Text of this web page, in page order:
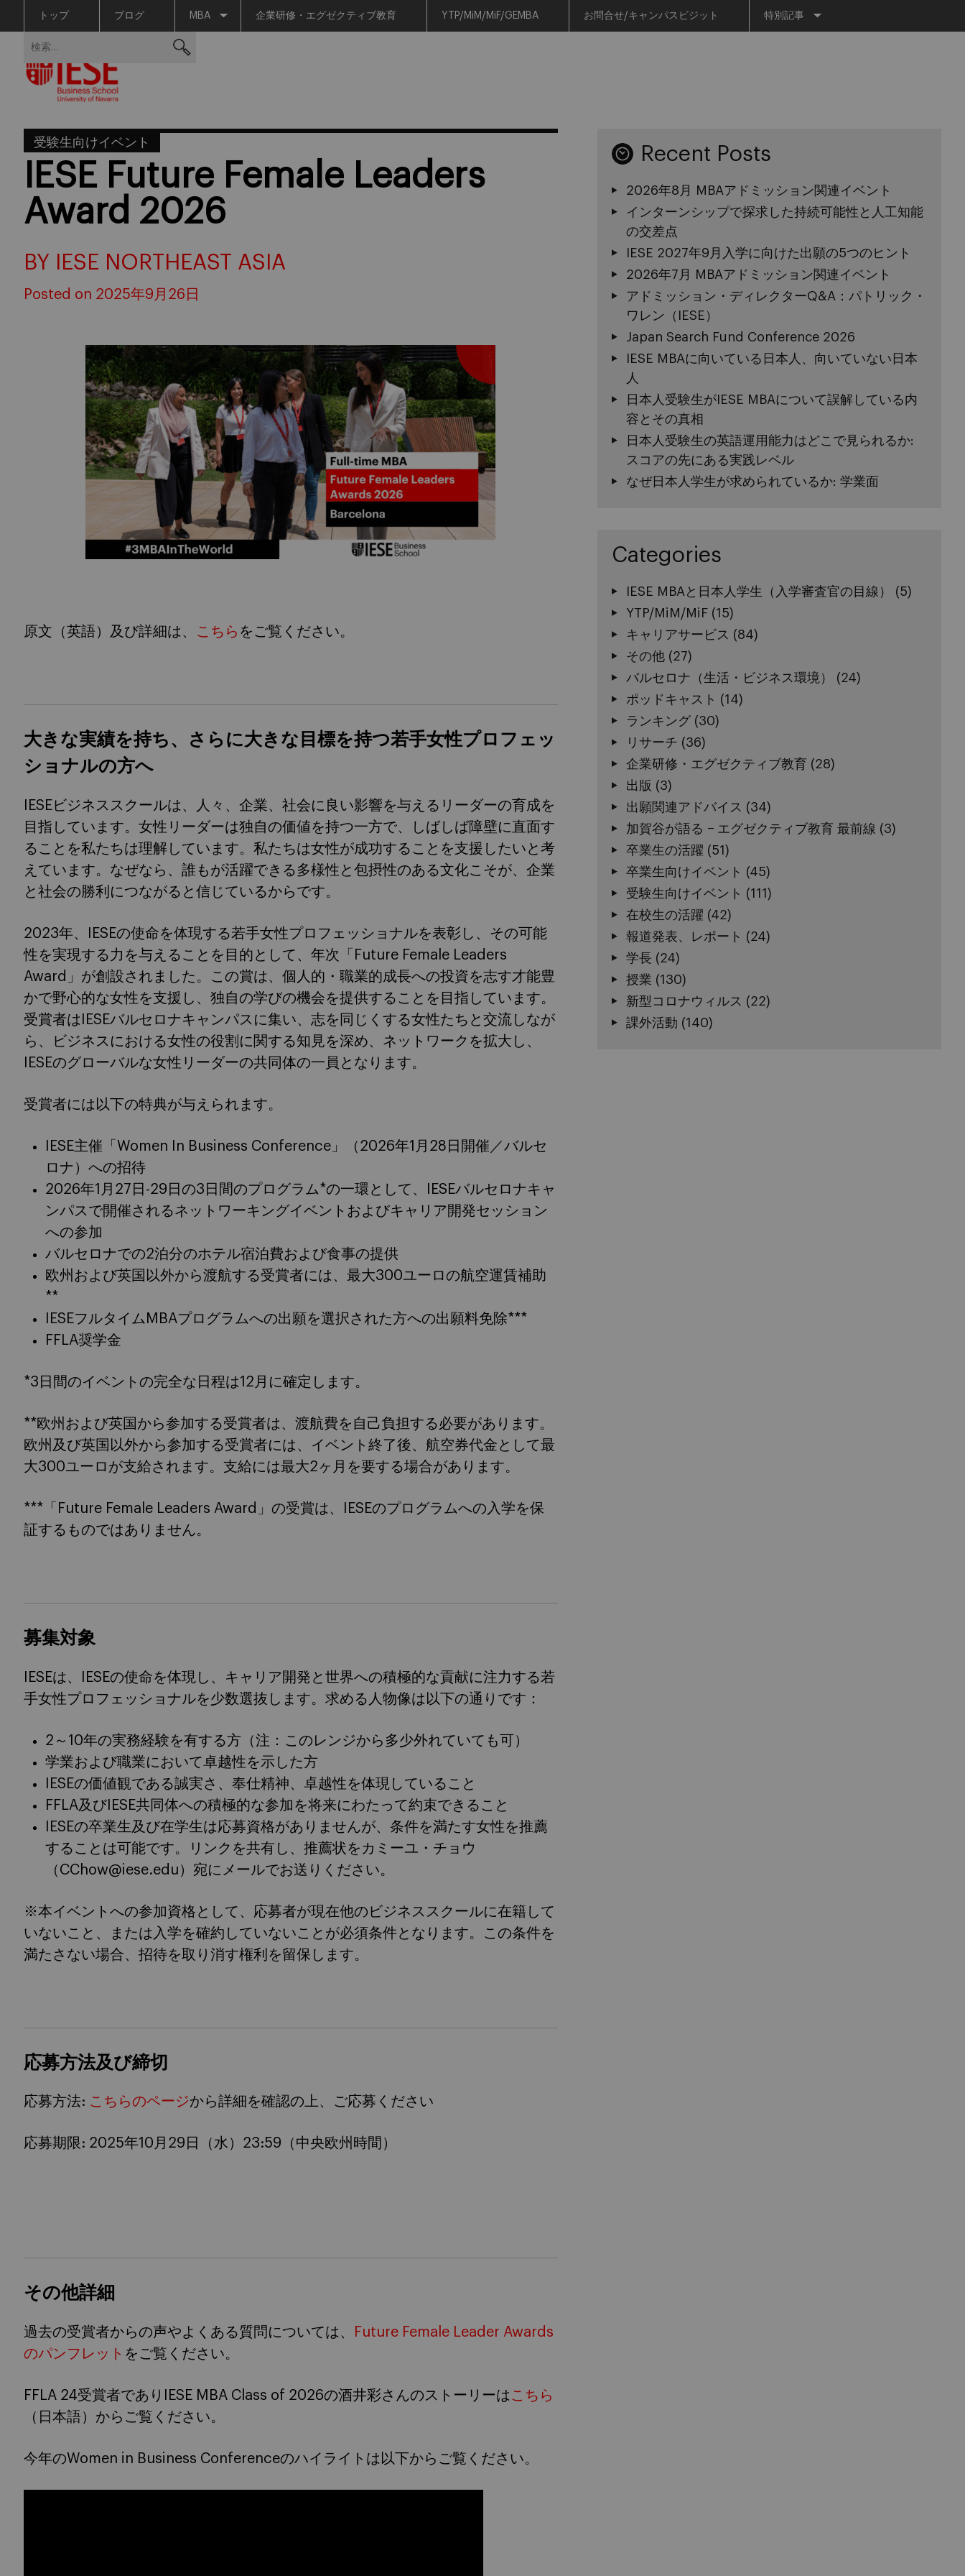
トップ ブログ MBA 企業研修・エグゼクティブ教育 YTP/MiM/MiF/GEMBA お問合せ/キャンパスビジット 特別記事
受験生向けイベント
IESE Future Female Leaders
Award 2026
BY IESE NORTHEAST ASIA
Posted on 2025年9月26日
原文（英語）及び詳細は、 こちら をご覧ください。
大きな実績を持ち、さらに大きな目標を持つ若手女性プロフェッ
ショナルの方へ
IESEビジネススクールは、人々、企業、社会に良い影響を与えるリーダーの育成を
目指しています。女性リーダーは独自の価値を持つ一方で、しばしば障壁に直面す
ることを私たちは理解しています。私たちは女性が成功することを支援したいと考
えています。なぜなら、誰もが活躍できる多様性と包摂性のある文化こそが、企業
と社会の勝利につながると信じているからです。
2023年、IESEの使命を体現する若手女性プロフェッショナルを表彰し、その可能
性を実現する力を与えることを目的として、年次「Future Female Leaders
Award」が創設されました。この賞は、個人的・職業的成長への投資を志す才能豊
かで野心的な女性を支援し、独自の学びの機会を提供することを目指しています。
受賞者はIESEバルセロナキャンパスに集い、志を同じくする女性たちと交流しなが
ら、ビジネスにおける女性の役割に関する知見を深め、ネットワークを拡大し、
IESEのグローバルな女性リーダーの共同体の一員となります。
受賞者には以下の特典が与えられます。
IESE主催「Women In Business Conference」（2026年1月28日開催／バルセ
ロナ）への招待
2026年1月27日-29日の3日間のプログラム*の一環として、IESEバルセロナキャ
ンパスで開催されるネットワーキングイベントおよびキャリア開発セッション
への参加
バルセロナでの2泊分のホテル宿泊費および食事の提供
欧州および英国以外から渡航する受賞者には、最大300ユーロの航空運賃補助
**
IESEフルタイムMBAプログラムへの出願を選択された方への出願料免除***
FFLA奨学金
*3日間のイベントの完全な日程は12月に確定します。
**欧州および英国から参加する受賞者は、渡航費を自己負担する必要があります。
欧州及び英国以外から参加する受賞者には、イベント終了後、航空券代金として最
大300ユーロが支給されます。支給には最大2ヶ月を要する場合があります。
***「Future Female Leaders Award」の受賞は、IESEのプログラムへの入学を保
証するものではありません。
募集対象
IESEは、IESEの使命を体現し、キャリア開発と世界への積極的な貢献に注力する若
手女性プロフェッショナルを少数選抜します。求める人物像は以下の通りです：
2～10年の実務経験を有する方（注：このレンジから多少外れていても可）
学業および職業において卓越性を示した方
IESEの価値観である誠実さ、奉仕精神、卓越性を体現していること
FFLA及びIESE共同体への積極的な参加を将来にわたって約束できること
IESEの卒業生及び在学生は応募資格がありませんが、条件を満たす女性を推薦
することは可能です。リンクを共有し、推薦状をカミーユ・チョウ
（CChow@iese.edu）宛にメールでお送りください。
※本イベントへの参加資格として、応募者が現在他のビジネススクールに在籍して
いないこと、または入学を確約していないことが必須条件となります。この条件を
満たさない場合、招待を取り消す権利を留保します。
応募方法及び締切
応募方法: こちらのページから詳細を確認の上、ご応募ください
応募期限: 2025年10月29日（水）23:59（中央欧州時間）
その他詳細
過去の受賞者からの声やよくある質問については、
Future Female Leader Awards
のパンフレット をご覧ください。
FFLA 24受賞者でありIESE MBA Class of 2026の酒井彩さんのストーリーは こちら
（日本語）からご覧ください。
今年のWomen in Business Conferenceのハイライトは以下からご覧ください。
Recent Posts
2026年8月 MBAアドミッション関連イベント
インターンシップで探求した持続可能性と人工知能
の交差点
IESE 2027年9月入学に向けた出願の5つのヒント
2026年7月 MBAアドミッション関連イベント
アドミッション・ディレクターQ&A：パトリック・
ワレン（IESE）
Japan Search Fund Conference 2026
IESE MBAに向いている日本人、向いていない日本
人
日本人受験生がIESE MBAについて誤解している内
容とその真相
日本人受験生の英語運用能力はどこで見られるか:
スコアの先にある実践レベル
なぜ日本人学生が求められているか: 学業面
Categories
IESE MBAと日本人学生（入学審査官の目線）
(5)
YTP/MiM/MiF(15)
キャリアサービス (84)
その他(27)
バルセロナ（生活・ビジネス環境）
(24)
ポッドキャスト (14)
ランキング(30)
リサーチ (36)
企業研修・エグゼクティブ教育 (28)
出版 (3)
出願関連アドバイス (34)
加賀谷が語る − エグゼクティブ教育 最前線 (3)
卒業生の活躍 (51)
卒業生向けイベント (45)
受験生向けイベント (111)
在校生の活躍 (42)
報道発表、レポート (24)
学長 (24)
授業 (130)
新型コロナウィルス (22)
課外活動 (140)